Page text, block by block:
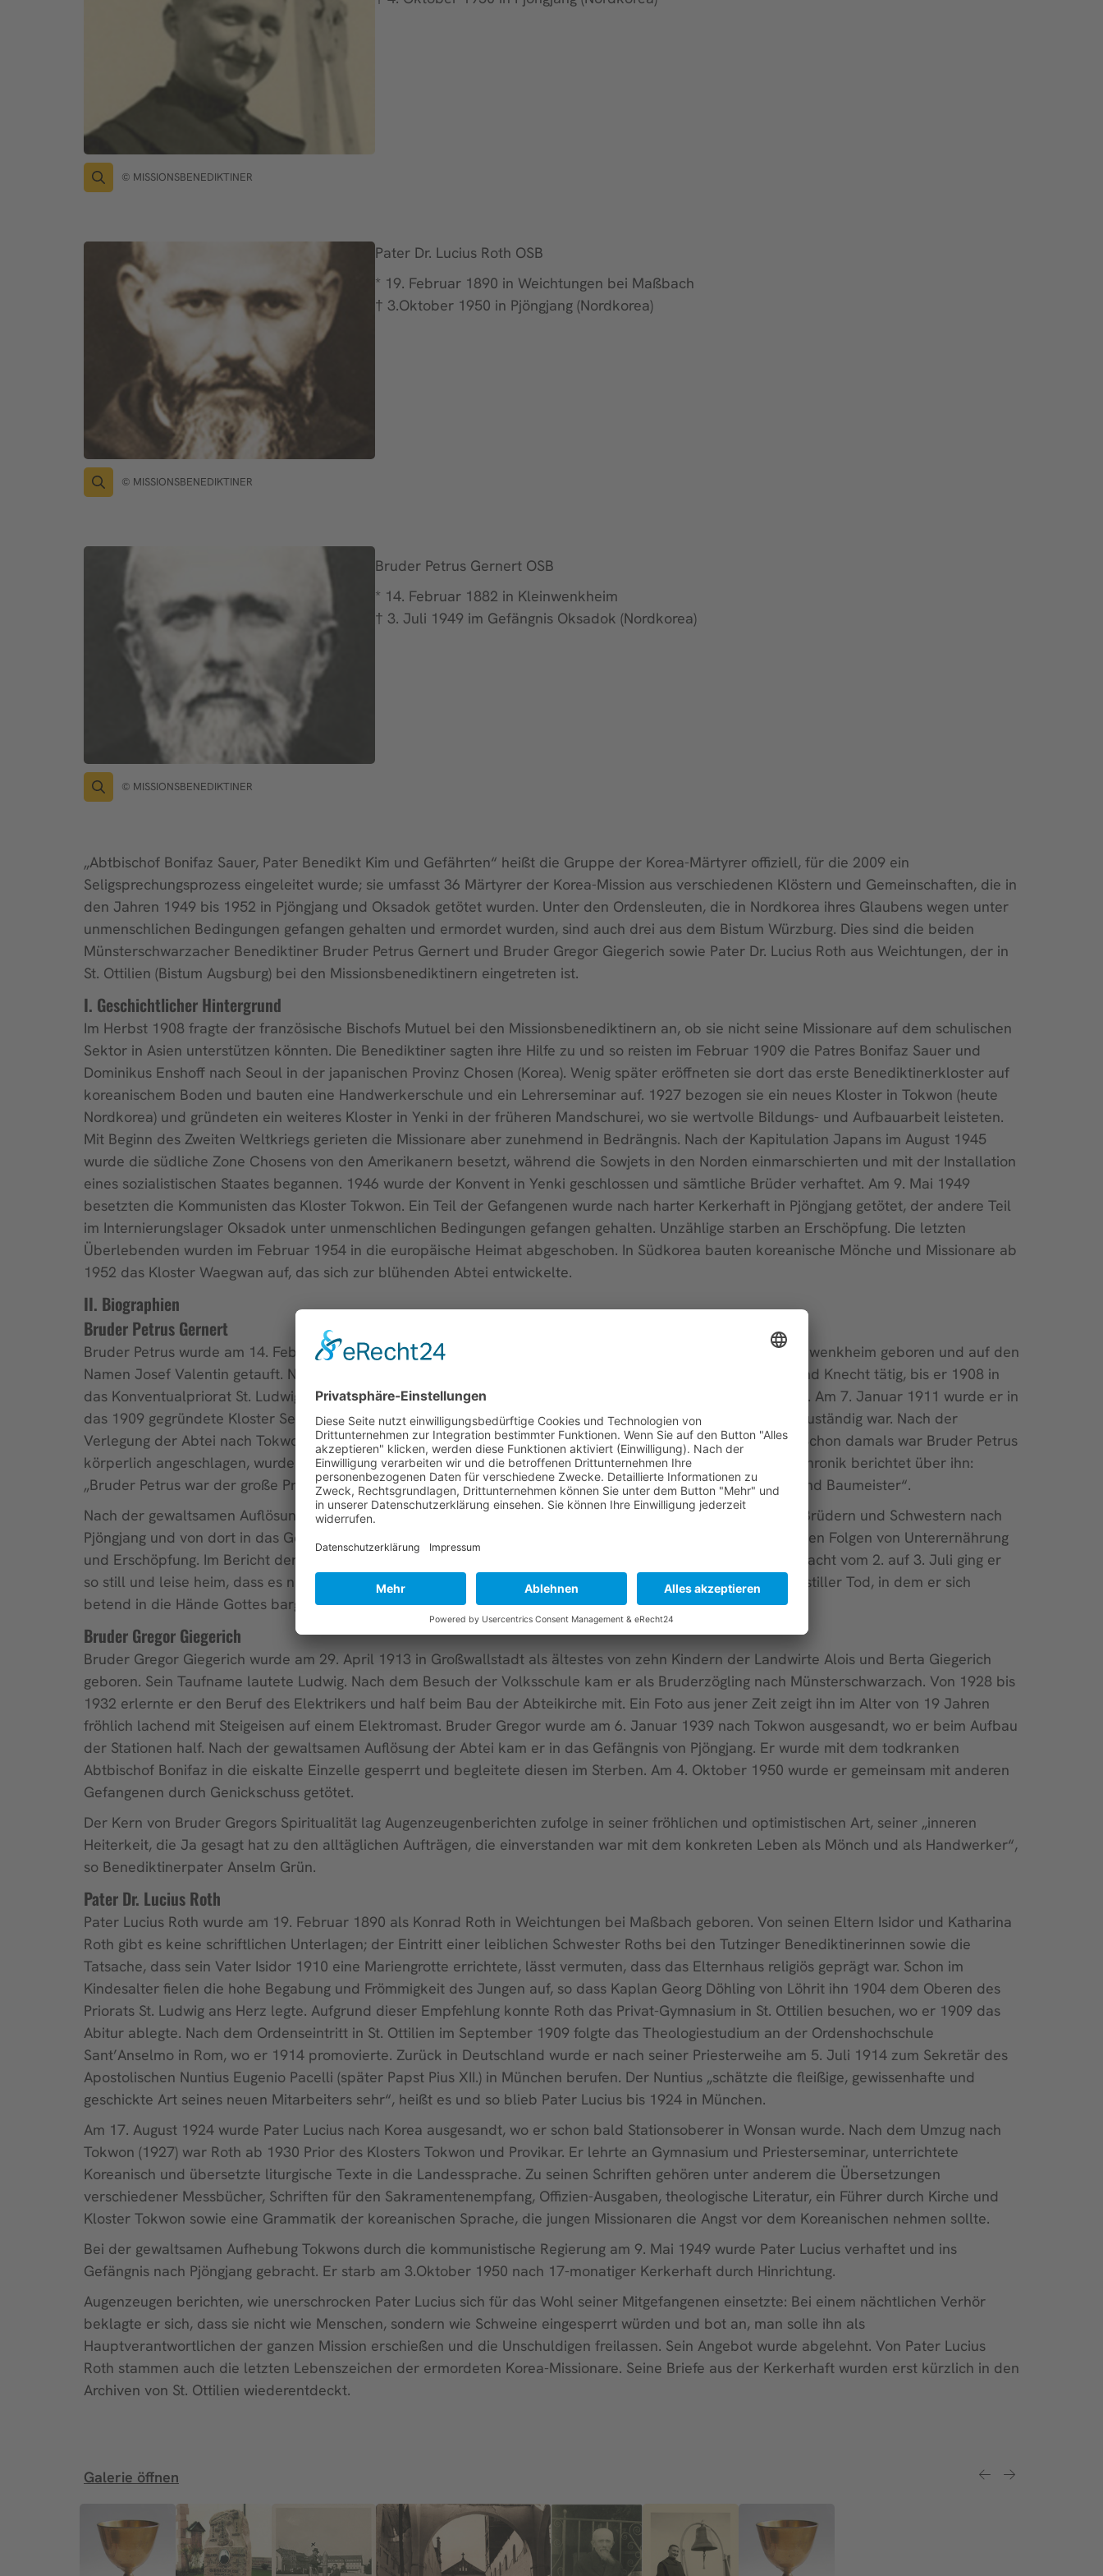
© MISSIONSBENEDIKTINER
© MISSIONSBENEDIKTINER
Pater Dr. Lucius Roth OSB
* 19. Februar 1890 in Weichtungen bei Maßbach
† 3.Oktober 1950 in Pjöngjang (Nordkorea)
© MISSIONSBENEDIKTINER
Bruder Petrus Gernert OSB
* 14. Februar 1882 in Kleinwenkheim
† 3. Juli 1949 im Gefängnis Oksadok (Nordkorea)
„Abtbischof Bonifaz Sauer, Pater Benedikt Kim und Gefährten“ heißt die Gruppe der Korea-Märtyrer offiziell, für die 2009 ein
Seligsprechungsprozess eingeleitet wurde; sie umfasst 36 Märtyrer der Korea-Mission aus verschiedenen Klöstern und Gemeinschaften, die in
den Jahren 1949 bis 1952 in Pjöngjang und Oksadok getötet wurden. Unter den Ordensleuten, die in Nordkorea ihres Glaubens wegen unter
unmenschlichen Bedingungen gefangen gehalten und ermordet wurden, sind auch drei aus dem Bistum Würzburg. Dies sind die beiden
Münster­schwarzacher Benediktiner Bruder Petrus Gernert und Bruder Gregor Giegerich sowie Pater Dr. Lucius Roth aus Weichtungen, der in
St. Ottilien (Bistum Augsburg) bei den Missionsbenediktinern eingetreten ist.
I. Geschichtlicher Hintergrund
Im Herbst 1908 fragte der französische Bischofs Mutuel bei den Missionsbenediktinern an, ob sie nicht seine Missionare auf dem schulischen
Sektor in Asien unterstützen könnten. Die Benediktiner sagten ihre Hilfe zu und so reisten im Februar 1909 die Patres Bonifaz Sauer und
Dominikus Enshoff nach Seoul in der japanischen Provinz Chosen (Korea). Wenig später eröffneten sie dort das erste Benediktinerkloster auf
koreanischem Boden und bauten eine Handwerkerschule und ein Lehrerseminar auf. 1927 bezogen sie ein neues Kloster in Tokwon (heute
Nordkorea) und gründeten ein weiteres Kloster in Yenki in der früheren Mandschurei, wo sie wertvolle Bildungs- und Aufbauarbeit leisteten.
Mit Beginn des Zweiten Weltkriegs gerieten die Missionare aber zunehmend in Bedrängnis. Nach der Kapitulation Japans im August 1945
wurde die südliche Zone Chosens von den Amerikanern besetzt, während die Sowjets in den Norden einmarschierten und mit der Installation
eines sozialistischen Staates begannen. 1946 wurde der Konvent in Yenki geschlossen und sämtliche Brüder verhaftet. Am 9. Mai 1949
besetzten die Kommunisten das Kloster Tokwon. Ein Teil der Gefangenen wurde nach harter Kerkerhaft in Pjöngjang getötet, der andere Teil
im Internierungslager Oksadok unter unmenschlichen Bedingungen gefangen gehalten. Unzählige starben an Erschöpfung. Die letzten
Überlebenden wurden im Februar 1954 in die europäische Heimat abgeschoben. In Südkorea bauten koreanische Mönche und Missionare ab
1952 das Kloster Waegwan auf, das sich zur blühenden Abtei entwickelte.
II. Biographien
Bruder Petrus Gernert
Bruder Petrus wurde am 14. Februar 1882 als fünftes Kind der Eheleute Josef und Margarete Gernert in Kleinwenkheim geboren und auf den
Namen Josef Valentin getauft. Nach seiner Schulzeit war er bei verschiedenen Herrschaften als Dienstbote und Knecht tätig, bis er 1908 in
das Konventualpriorat St. Ludwig eintrat, den Vorläufer der 1914 wiedererrichteten Abtei Münsterschwarzach. Am 7. Januar 1911 wurde er in
das 1909 gegründete Kloster Seoul (Korea) ausgesandt, wo er zunächst für den landwirtschaftlichen Betrieb zuständig war. Nach der
Verlegung der Abtei nach Tokwon wurde er 1927 mit der Bauleitung von Kloster und Abteikirche beauftragt. Schon damals war Bruder Petrus
körperlich angeschlagen, wurde aber wegen seines hervorragenden Urteilsvermögens hoch geschätzt. Eine Chronik berichtet über ihn:
„Bruder Petrus war der große Praktikus und der getreue Ekkehard des Klosters, ein nimmermüder Ökonom und Baumeister“.
Nach der gewaltsamen Auflösung Tokwons wurde Bruder Petrus im Mai 1949 zusammen mit anderen Patres, Brüdern und Schwestern nach
Pjöngjang und von dort in das Gefangenen- und Arbeitslager Oksadok gebracht. Er starb am 3. Juli 1949 an den Folgen von Unterernährung
und Erschöpfung. Im Bericht der Lagerärztin heißt es: „Meist lag er still betend auf seinem Lager, und in der Nacht vom 2. auf 3. Juli ging er
so still und leise heim, dass es nicht einmal sein Nachbar bemerkte, der dicht neben ihm lag.“ Bruder Petrus’ stiller Tod, in dem er sich
betend in die Hände Gottes barg, wurde so zum Zeichen seiner Spiritualität.
Bruder Gregor Giegerich
Bruder Gregor Giegerich wurde am 29. April 1913 in Großwallstadt als ältestes von zehn Kindern der Landwirte Alois und Berta Giegerich
geboren. Sein Taufname lautete Ludwig. Nach dem Besuch der Volksschule kam er als Bruderzögling nach Münsterschwarzach. Von 1928 bis
1932 erlernte er den Beruf des Elektrikers und half beim Bau der Abteikirche mit. Ein Foto aus jener Zeit zeigt ihn im Alter von 19 Jahren
fröhlich lachend mit Steigeisen auf einem Elektromast. Bruder Gregor wurde am 6. Januar 1939 nach Tokwon ausgesandt, wo er beim Aufbau
der Stationen half. Nach der gewaltsamen Auflösung der Abtei kam er in das Gefängnis von Pjöngjang. Er wurde mit dem todkranken
Abtbischof Bonifaz in die eiskalte Einzelle gesperrt und begleitete diesen im Sterben. Am 4. Oktober 1950 wurde er gemeinsam mit anderen
Gefangenen durch Genickschuss getötet.
Der Kern von Bruder Gregors Spiritualität lag Augenzeugenberichten zufolge in seiner fröhlichen und optimistischen Art, seiner „inneren
Heiterkeit, die Ja gesagt hat zu den alltäglichen Aufträgen, die einverstanden war mit dem konkreten Leben als Mönch und als Handwerker“,
so Benediktinerpater Anselm Grün.
Pater Dr. Lucius Roth
Pater Lucius Roth wurde am 19. Februar 1890 als Konrad Roth in Weichtungen bei Maßbach geboren. Von seinen Eltern Isidor und Katharina
Roth gibt es keine schriftlichen Unterlagen; der Eintritt einer leiblichen Schwester Roths bei den Tutzinger Benediktinerinnen sowie die
Tatsache, dass sein Vater Isidor 1910 eine Mariengrotte errichtete, lässt vermuten, dass das Elternhaus religiös geprägt war. Schon im
Kindesalter fielen die hohe Begabung und Frömmigkeit des Jungen auf, so dass Kaplan Georg Döhling von Löhrit ihn 1904 dem Oberen des
Priorats St. Ludwig ans Herz legte. Aufgrund dieser Empfehlung konnte Roth das Privat-Gymnasium in St. Ottilien besuchen, wo er 1909 das
Abitur ablegte. Nach dem Ordenseintritt in St. Ottilien im September 1909 folgte das Theologiestudium an der Ordenshochschule
Sant’Anselmo in Rom, wo er 1914 promovierte. Zurück in Deutschland wurde er nach seiner Priesterweihe am 5. Juli 1914 zum Sekretär des
Apostolischen Nuntius Eugenio Pacelli (später Papst Pius XII.) in München berufen. Der Nuntius „schätzte die fleißige, gewissenhafte und
geschickte Art seines neuen Mitarbeiters sehr“, heißt es und so blieb Pater Lucius bis 1924 in München.
Am 17. August 1924 wurde Pater Lucius nach Korea ausgesandt, wo er schon bald Stationsoberer in Wonsan wurde. Nach dem Umzug nach
Tokwon (1927) war Roth ab 1930 Prior des Klosters Tokwon und Provikar. Er lehrte an Gymnasium und Priesterseminar, unterrichtete
Koreanisch und übersetzte liturgische Texte in die Landessprache. Zu seinen Schriften gehören unter anderem die Übersetzungen
verschiedener Messbücher, Schriften für den Sakramentenempfang, Offizien-Ausgaben, theologische Literatur, ein Führer durch Kirche und
Kloster Tokwon sowie eine Grammatik der koreanischen Sprache, die jungen Missionaren die Angst vor dem Koreanischen nehmen sollte.
Bei der gewaltsamen Aufhebung Tokwons durch die kommunistische Regierung am 9. Mai 1949 wurde Pater Lucius verhaftet und ins
Gefängnis nach Pjöngjang gebracht. Er starb am 3.Oktober 1950 nach 17-monatiger Kerkerhaft durch Hinrichtung.
Augenzeugen berichten, wie unerschrocken Pater Lucius sich für das Wohl seiner Mitgefangenen einsetzte: Bei einem nächtlichen Verhör
beklagte er sich, dass sie nicht wie Menschen, sondern wie Schweine eingesperrt würden und bot an, man solle ihn als
Hauptverantwortlichen der ganzen Mission erschießen und die Unschuldigen freilassen. Sein Angebot wurde abgelehnt. Von Pater Lucius
Roth stammen auch die letzten Lebenszeichen der ermordeten Korea-Missionare. Seine Briefe aus der Kerkerhaft wurden erst kürzlich in den
Archiven von St. Ottilien wiederentdeckt.
Galerie öffnen